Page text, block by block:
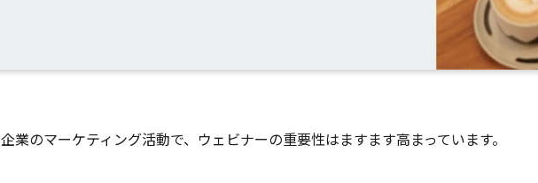
企業のマーケティング活動で、ウェビナーの重要性はますます高まっています。